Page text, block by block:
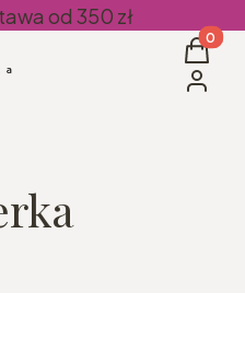
od 350 zł
Koszyk